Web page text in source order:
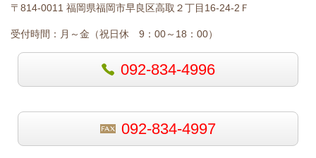
〒814-0011 福岡県福岡市早良区高取２丁目16-24-2Ｆ
受付時間： 月～金（祝日休 9：00～18：00）
092-834-4996
092-834-4997